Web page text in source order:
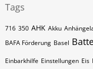
Tags
716 350 AHK Akku
BAFA Förderung Basel
Einbarkhilfe Einstellungen Eis